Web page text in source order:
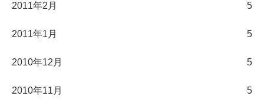
2011年2月 5
2011年1月 5
2010年12月 5
2010年11月 5